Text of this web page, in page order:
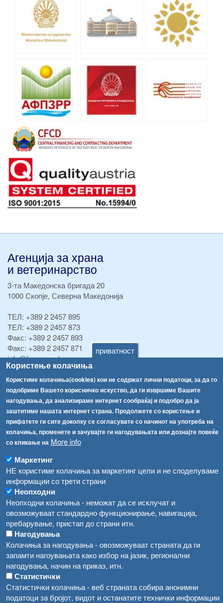
приватност
Користење колачиња
Користиме колачиња(cookies) кои не содржат лични податоци, за да го
подобриме Вашето корисничко искуство, да ги извршиме Вашите
нагодувања, да анализираме интернет сообраќај и подобро да ја
заштитиме нашата интернет страна. Продолжете со користење и
прифатете ги сите доколку се согласувате со начинот на употреба на
колачиња, променете и зачувајте ги нагодувањата или дознајте повеќе
со кликање на More info
Маркетинг
НЕ користиме колачиња за маркетинг цели и не споделуваме
информации со трети страни
Неопходни
Неопходни колачиња - неможат да се исклучат и
овозможуваат стандардно функционирање, навигација,
пребарување, пристап до страни итн.
Нагодувања
Колачиња за нагодувања - овозможуваат страната да ги
запамти нагоувањата како избор на јазик, регионални
нагодувања, начин на приказ, итн.
Статистички
Статистички колачиња - веб страната собира анонимни
податоци за бројот, видот и останатите технички информации
Агенција за храна
и ветеринарство
3-та Македонска бригада 20
1000 Скопје, Северна Македонија
ТЕЛ: +389 2 2457 895
ТЕЛ: +389 2 2457 873
Факс: +389 2 2457 893
Факс: +389 2 2457 871
info@fva.gov.mk
[АХВ-претходна страна]
Соопштенија
Република Бугарија ги засили официјалните контроли при увоз на свежо овошје и зеленчук
Високите температури ризик од труење со храна, опасни се и за животните
Водата во Гостивар може да се користи како техничка, продолжува испораката на флаширана вода
Во Гостивар спроведени 70 вонредни контроли
Забраната за водата во Гостивар останува на сила, операторите да користат само технички безбедна вода
Навигација
Архива
Регистри
Обрасци
Огласи